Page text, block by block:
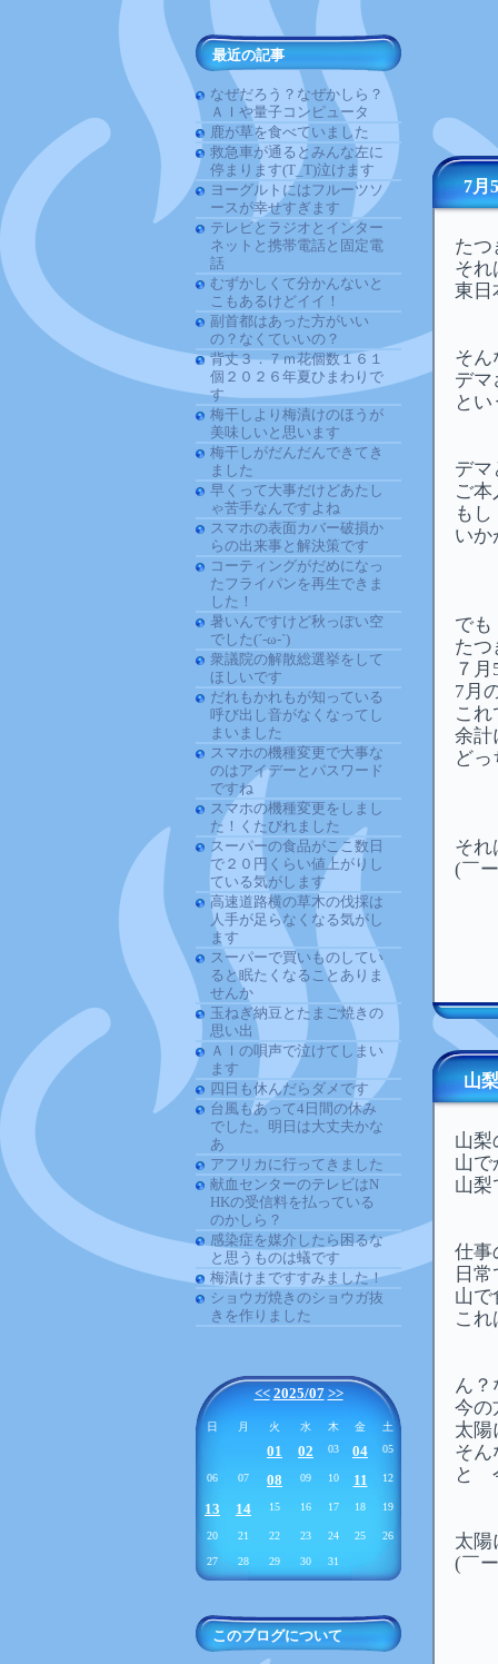
最近の記事
なぜだろう？なぜかしら？
ＡＩや量子コンピュータ
鹿が草を食べていました
救急車が通るとみんな左に
停まります(T_T)泣けます
ヨーグルトにはフルーツソ
ースが幸せすぎます
テレビとラジオとインター
ネットと携帯電話と固定電
話
むずかしくて分かんないと
こもあるけどイイ！
副首都はあった方がいい
の？なくていいの？
背丈３．７ｍ花個数１６１
個２０２６年夏ひまわりで
す
梅干しより梅漬けのほうが
美味しいと思います
梅干しがだんだんできてき
ました
早くって大事だけどあたし
ゃ苦手なんですよね
スマホの表面カバー破損か
らの出来事と解決策です
コーティングがだめになっ
たフライパンを再生できま
した！
暑いんですけど秋っぽい空
でした(´-ω-`)
衆議院の解散総選挙をして
ほしいです
だれもかれもが知っている
呼び出し音がなくなってし
まいました
スマホの機種変更で大事な
のはアイデーとパスワード
ですね
スマホの機種変更をしまし
た！くたびれました
スーパーの食品がここ数日
で２０円くらい値上がりし
ている気がします
高速道路横の草木の伐採は
人手が足らなくなる気がし
ます
スーパーで買いものしてい
ると眠たくなることありま
せんか
玉ねぎ納豆とたまご焼きの
思い出
ＡＩの唄声で泣けてしまい
ます
四日も休んだらダメです
台風もあって4日間の休み
でした。明日は大丈夫かな
あ
アフリカに行ってきました
献血センターのテレビはN
HKの受信料を払っている
のかしら？
感染症を媒介したら困るな
と思うものは蟻です
梅漬けまですすみました！
ショウガ焼きのショウガ抜
きを作りました
<< 2025/07 >>
日 月 火 水 木 金 土
01 02 03 04 05
06 07 08 09 10 11 12
13 14 15 16 17 18 19
20 21 22 23 24 25 26
27 28 29 30 31
このブログについて
7月
たつ
そ
東日
そん
デマ
と
デマ
ご
も
いか
でも
た
７
7月
こ
余計
どっ
それ
(￣
山
山梨
山で
山梨
仕事
日
山で
こ
ん？
今の
太
そん
と
太陽
(￣